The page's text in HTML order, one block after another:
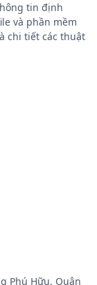
tin định
và phần mềm
chi tiết các thuật
Phú Hữu, Quận